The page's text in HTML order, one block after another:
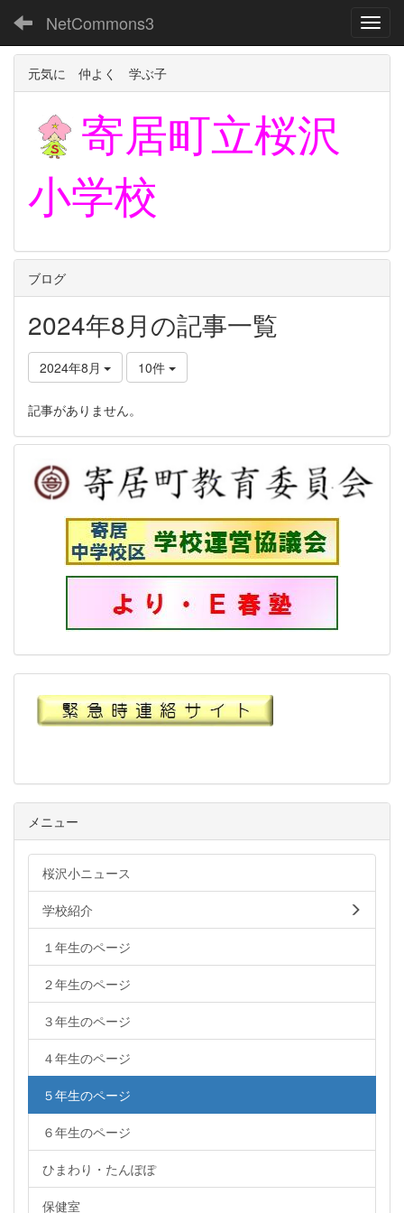
NetCommons3
元気に 仲よく 学ぶ子
寄居町立桜沢
小学校
ブログ
2024年8月の記事一覧
2024年8月 10件
記事がありません。
メニュー
桜沢小ニュース
学校紹介
１年生のページ
２年生のページ
３年生のページ
４年生のページ
５年生のページ
６年生のページ
ひまわり・たんぽぽ
保健室